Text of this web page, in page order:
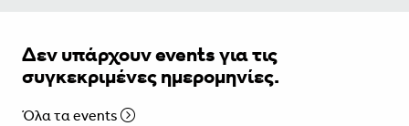
Δεν υπάρχουν events για τις
συγκεκριμένες ημερομηνίες.
Όλα τα events